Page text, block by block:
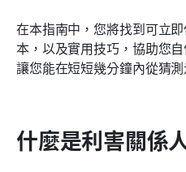
在本指南中，您將找到可立
本，以及實用技巧，協助您
讓您能在短短幾分鐘內從猜測
什麼是利害關係
常見問題
相關閱讀